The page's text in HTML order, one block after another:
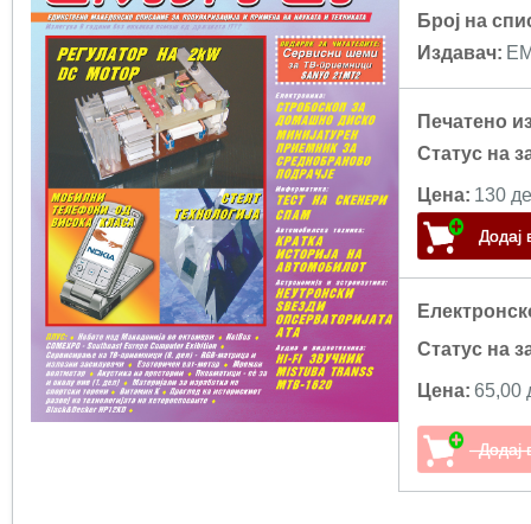
Број на
Издавач:
Печатено
Статус на
Цена: 130
Статус на
Цена: 65,00